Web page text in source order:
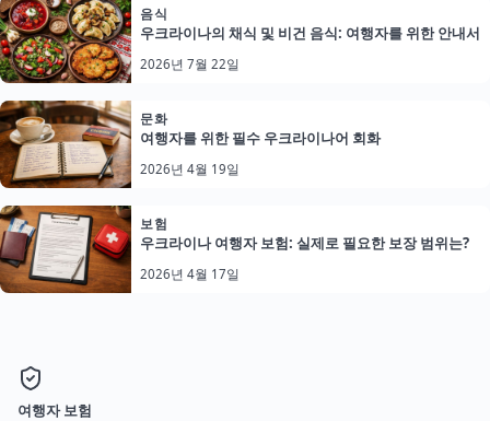
음식
우크라이나의 채식 및 비건 음식: 여행자를 위한 안내서
2026년 7월 22일
문화
여행자를 위한 필수 우크라이나어 회화
2026년 4월 19일
보험
우크라이나 여행자 보험: 실제로 필요한 보장 범위는?
2026년 4월 17일
여행자 보험